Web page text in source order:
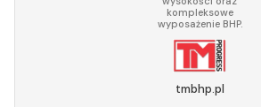
kompleksowe
wyposażenie BHP.
tmbhp.pl